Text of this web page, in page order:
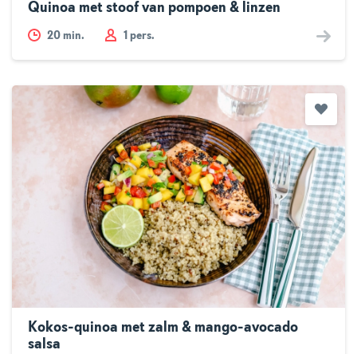
Quinoa met stoof van pompoen & linzen
20 min. 1 pers.
Kokos-quinoa met zalm & mango-avocado
salsa